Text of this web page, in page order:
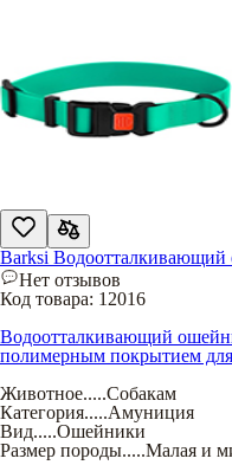
Barksi Водоотталкивающий
Нет отзывов
Код товара: 12016
Водоотталкивающий
полимерным покрытием для
Животное.....Собакам
Категория.....Амуниция
Вид.....Ошейники
Размер породы.....Малая и